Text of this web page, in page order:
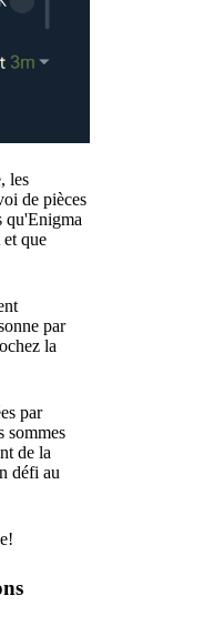
les
de pièces
qu'Enigma
que
par
la
par
sommes
de la
défi au